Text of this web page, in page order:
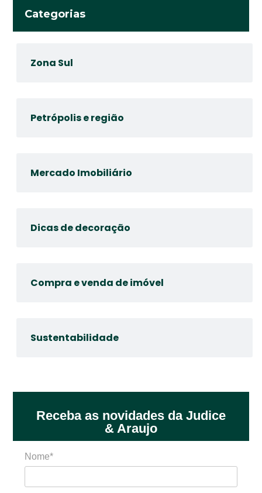
Categorias
Zona Sul
Petrópolis e região
Mercado Imobiliário
Dicas de decoração
Compra e venda de imóvel
Sustentabilidade
Receba as novidades da Judice
& Araujo
Nome*